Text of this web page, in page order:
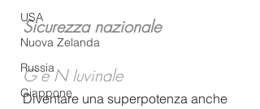
USA
Nuova Zelanda
Russia
Giappone
Sicurezza nazionale
G e N Iuvinale
Diventare una superpotenza anche